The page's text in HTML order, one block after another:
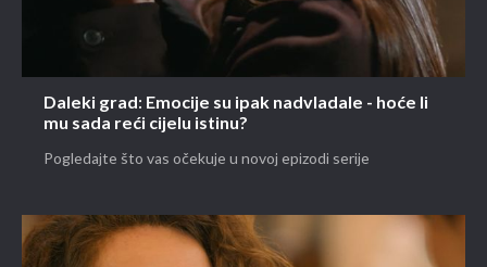
Daleki grad: Emocije su ipak nadvladale - hoće li
mu sada reći cijelu istinu?
Pogledajte što vas očekuje u novoj epizodi serije